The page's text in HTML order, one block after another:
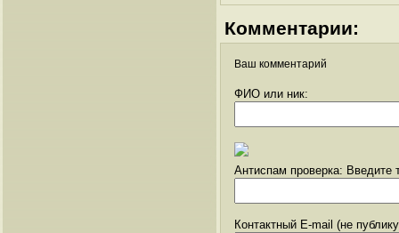
Комментарии:
Ваш комментарий
ФИО или ник:
Антиспам проверка: Введите
Контактный E-mail (не